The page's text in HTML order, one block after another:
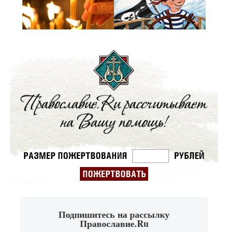
Подпишитесь на рассылку
Православие.Ru